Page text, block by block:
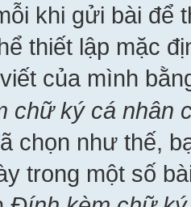
khi gửi bài để
thiết lập mặc
của mình
chữ ký cá nhân
chọn như thế,
trong một số